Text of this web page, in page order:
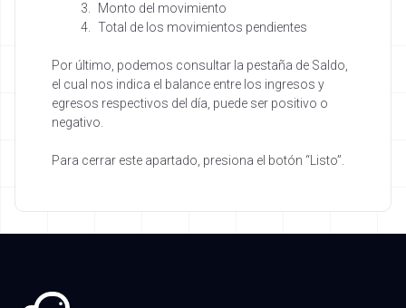
Monto del movimiento
Total de los movimientos pendientes
Por último, podemos consultar la pestaña de Saldo,
el cual nos indica el balance entre los ingresos y
egresos respectivos del día, puede ser positivo o
negativo.
Para cerrar este apartado, presiona el botón “Listo”.